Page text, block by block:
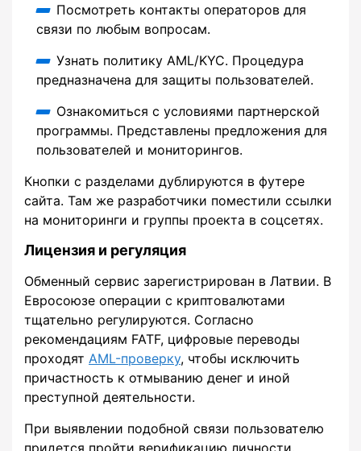
Посмотреть контакты операторов для
связи по любым вопросам.
Узнать политику AML/KYC. Процедура
предназначена для защиты пользователей.
Ознакомиться с условиями партнерской
программы. Представлены предложения для
пользователей и мониторингов.
Кнопки с разделами дублируются в футере
сайта. Там же разработчики поместили ссылки
на мониторинги и группы проекта в соцсетях.
Лицензия и регуляция
Обменный сервис зарегистрирован в Латвии. В
Евросоюзе операции с криптовалютами
тщательно регулируются. Согласно
рекомендациям FATF, цифровые переводы
проходят AML-проверку, чтобы исключить
причастность к отмыванию денег и иной
преступной деятельности.
При выявлении подобной связи пользователю
придется пройти верификацию личности.